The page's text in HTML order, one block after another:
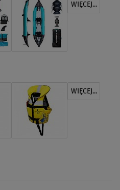
WIĘCEJ...
WIĘCEJ...